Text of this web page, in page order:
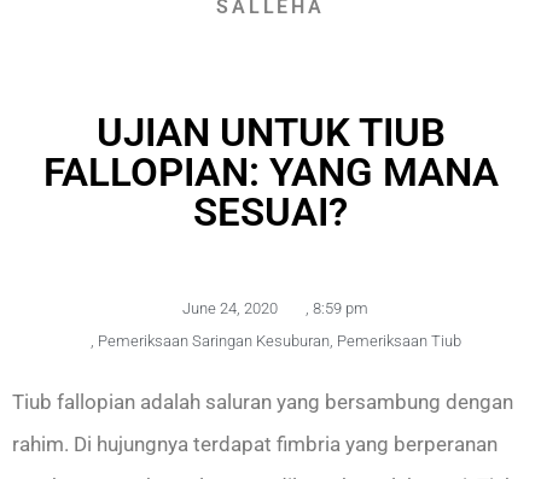
SALLEHA
UJIAN UNTUK TIUB
FALLOPIAN: YANG MANA
SESUAI?
June 24, 2020
8:59 pm
Pemeriksaan Saringan Kesuburan, Pemeriksaan Tiub
Tiub fallopian adalah saluran yang bersambung dengan
rahim. Di hujungnya terdapat fimbria yang berperanan